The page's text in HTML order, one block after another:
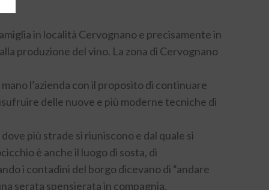
in località Cervognano e precisamente in
produzione del vino. La zona di Cervognano
l’azienda con il proposito di continuare
delle nuove e più moderne tecniche di
più strade si riuniscono e dal quale si
è anche il luogo di sosta, di
i contadini del borgo dicevano di “andare
serata spensierata in compagnia,